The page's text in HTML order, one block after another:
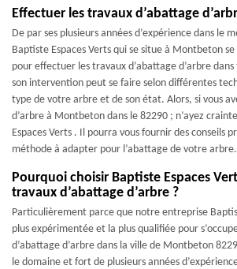
Effectuer les travaux d’abattage
De par ses plusieurs années d’expérience dans le
Baptiste Espaces Verts qui se situe à Montbeton
pour effectuer les travaux d’abattage d’arbre
son intervention peut se faire selon différentes
type de votre arbre et de son état. Alors, si vous
d’arbre à Montbeton dans le 82290 ; n’ayez
Espaces Verts . Il pourra vous fournir des conseils
méthode à adapter pour l’abattage de votre arbre.
Pourquoi choisir Baptiste Espaces
travaux d’abattage d’arbre ?
Particulièrement parce que notre entreprise
plus expérimentée et la plus qualifiée pour
d’abattage d’arbre dans la ville de Montbeton
le domaine et fort de plusieurs années